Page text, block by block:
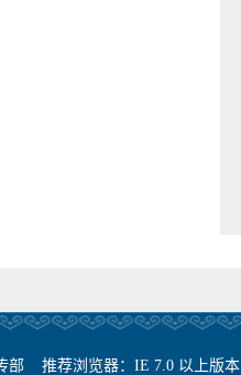
部 推荐浏览器：IE 7.0 以上版本